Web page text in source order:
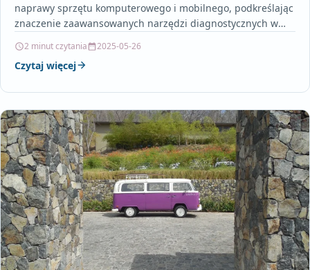
naprawy sprzętu komputerowego i mobilnego, podkreślając
znaczenie zaawansowanych narzędzi diagnostycznych w
2 minut czytania 2025-05-26
Czytaj więcej